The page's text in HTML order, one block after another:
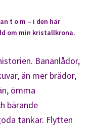
t o m – i den här
om min kristallkrona.
Bananlådor,
än mer brädor,
ömma
bärande
tankar. Flytten